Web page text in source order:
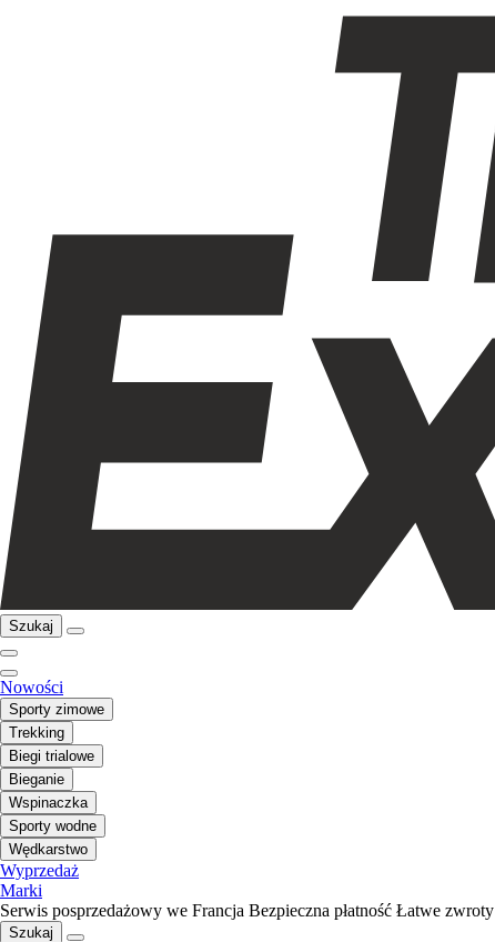
Szukaj
Nowości
Sporty zimowe
Trekking
Biegi trialowe
Bieganie
Wspinaczka
Sporty wodne
Wędkarstwo
Wyprzedaż
Marki
Serwis posprzedażowy we Francja Bezpieczna płatność Łatwe zwroty
Szukaj